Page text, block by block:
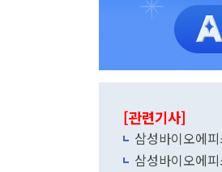
[관련기사]
삼성바이오에
삼성바이오에